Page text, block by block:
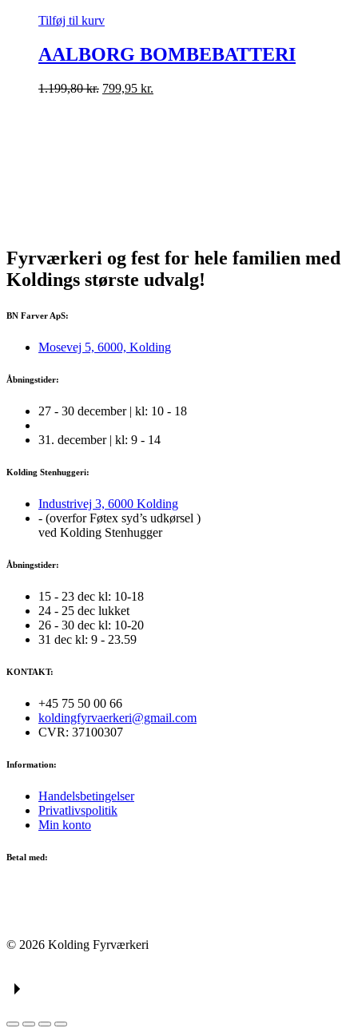
Tilføj til kurv
AALBORG BOMBEBATTERI
1.199,80kr. 799,95 kr.
Fyrværkeri og fest for hele familien med
Koldings største udvalg!
BN Farver ApS:
Mosevej 5, 6000, Kolding
Åbningstider:
27 - 30 december | kl: 10 - 18
31. december | kl: 9 - 14
Kolding Stenhuggeri:
Industrivej 3, 6000 Kolding
- (overfor Føtex syd’s udkørsel )
ved Kolding Stenhugger
Åbningstider:
15 - 23 dec kl: 10-18
24 - 25 dec lukket
26 - 30 dec kl: 10-20
31 dec kl: 9 - 23.59
KONTAKT:
+45 75 50 00 66
koldingfyrvaerkeri@gmail.com
CVR: 37100307
Information:
Handelsbetingelser
Privatlivspolitik
Min konto
Betal med:
© 2026 Kolding Fyrværkeri